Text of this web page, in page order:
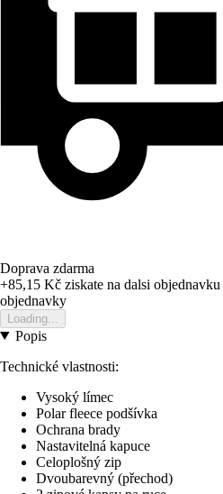
Doprava zdarma
+85,15 Kč ziskate na dalsi objednavku
objednavky
Loading...
Popis
Technické vlastnosti:
Vysoký límec
Polar fleece podšívka
Ochrana brady
Nastavitelná kapuce
Celoplošný zip
Dvoubarevný (přechod)